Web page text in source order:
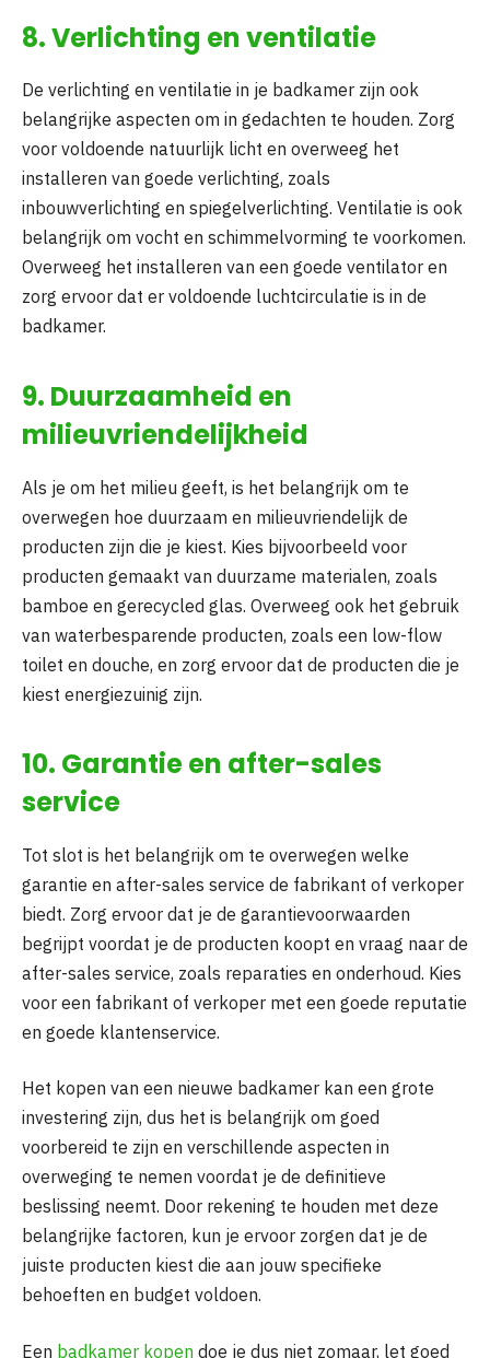
8. Verlichting en ventilatie
De verlichting en ventilatie in je badkamer zijn ook
belangrijke aspecten om in gedachten te houden. Zorg
voor voldoende natuurlijk licht en overweeg het
installeren van goede verlichting, zoals
inbouwverlichting en spiegelverlichting. Ventilatie is ook
belangrijk om vocht en schimmelvorming te voorkomen.
Overweeg het installeren van een goede ventilator en
zorg ervoor dat er voldoende luchtcirculatie is in de
badkamer.
9. Duurzaamheid en
milieuvriendelijkheid
Als je om het milieu geeft, is het belangrijk om te
overwegen hoe duurzaam en milieuvriendelijk de
producten zijn die je kiest. Kies bijvoorbeeld voor
producten gemaakt van duurzame materialen, zoals
bamboe en gerecycled glas. Overweeg ook het gebruik
van waterbesparende producten, zoals een low-flow
toilet en douche, en zorg ervoor dat de producten die je
kiest energiezuinig zijn.
10. Garantie en after-sales
service
Tot slot is het belangrijk om te overwegen welke
garantie en after-sales service de fabrikant of verkoper
biedt. Zorg ervoor dat je de garantievoorwaarden
begrijpt voordat je de producten koopt en vraag naar de
after-sales service, zoals reparaties en onderhoud. Kies
voor een fabrikant of verkoper met een goede reputatie
en goede klantenservice.
Het kopen van een nieuwe badkamer kan een grote
investering zijn, dus het is belangrijk om goed
voorbereid te zijn en verschillende aspecten in
overweging te nemen voordat je de definitieve
beslissing neemt. Door rekening te houden met deze
belangrijke factoren, kun je ervoor zorgen dat je de
juiste producten kiest die aan jouw specifieke
behoeften en budget voldoen.
Een badkamer kopen doe je dus niet zomaar, let goed